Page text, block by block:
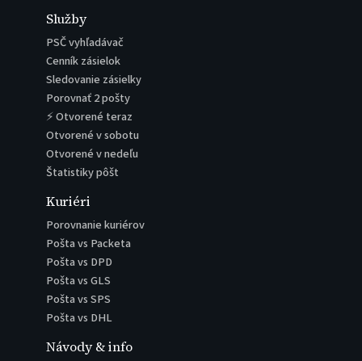
Služby
PSČ vyhľadávač
Cenník zásielok
Sledovanie zásielky
Porovnať 2 pošty
⚡ Otvorené teraz
Otvorené v sobotu
Otvorené v nedeľu
Štatistiky pôšt
Kuriéri
Porovnanie kuriérov
Pošta vs Packeta
Pošta vs DPD
Pošta vs GLS
Pošta vs SPS
Pošta vs DHL
Návody & info